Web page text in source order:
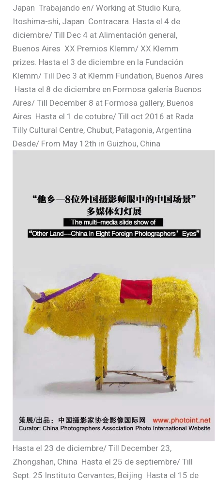
Japan Trabajando en/ Working at Studio Kura,
Itoshima-shi, Japan Contracara. Hasta el 4 de
diciembre/ Till Dec 4 at Alimentación general,
Buenos Aires XX Premios Klemm/ XX Klemm
prizes. Hasta el 3 de diciembre en la Fundación
Klemm/ Till Dec 3 at Klemm Fundation, Buenos Aires
Hasta el 8 de diciembre en Formosa galería Buenos
Aires/ Till December 8 at Formosa gallery, Buenos
Aires Hasta el 1 de cotubre/ Till oct 2016 at Rada
Tilly Cultural Centre, Chubut, Patagonia, Argentina
Desde/ From May 12th in Guizhou, China
Hasta el 23 de diciembre/ Till December 23,
Zhongshan, China Hasta el 25 de septiembre/ Till
Sept. 25 Instituto Cervantes, Beijing Hasta el 15 de